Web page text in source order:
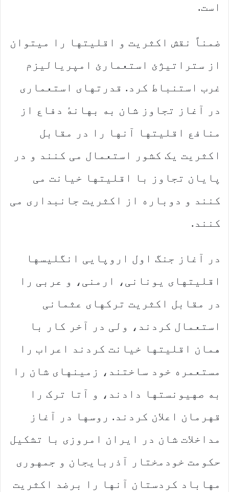
است.
ضمناً نقش اکثریت و اقلیتها را میتوان
از ستراتیژئ استعمارئ امپریالیزم
غرب استنباط کرد. قدرتهای استعماری
در آغاز تجاوز شان به بهانهٔ دفاع از
منافع اقلیتها آنها را در مقابل
اکثریت یک کشور استعمال می کنند و در
پایان تجاوز با اقلیتها خیانت می
کنند و دوباره از اکثریت جانبداری می
کنند.
در آغاز جنگ اول اروپایی انگلیسها
اقلیتهای یونانی، ارمنی، و عربی را
در مقابل اکثریت ترکهای عثمانی
استعمال کردند، ولی در آخر کار با
همان اقلیتها خیانت کردند اعراب را
مستعمره خود ساختند، زمینهای شان را
به صهیونستها دادند، و آتا ترک را
قهرمان اعلان کردند. روسها در آغاز
مداخلات شان در ایران امروزی با تشکیل
حکومت خودمختار آذربایجان و جمهوری
مهاباد کردستان آنها را برضد اکثریت